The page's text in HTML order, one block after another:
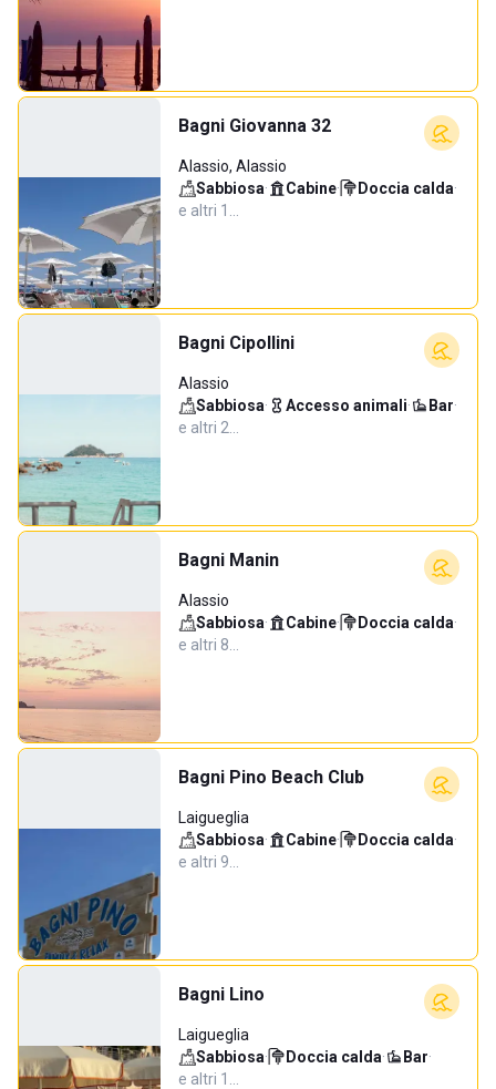
Bagni Giovanna 32
Alassio, Alassio
Sabbiosa· Cabine· Doccia calda·
e altri 1…
Bagni Cipollini
Alassio
Sabbiosa· Accesso animali· Bar·
e altri 2…
Bagni Manin
Alassio
Sabbiosa· Cabine· Doccia calda·
e altri 8…
Bagni Pino Beach Club
Laigueglia
Sabbiosa· Cabine· Doccia calda·
e altri 9…
Bagni Lino
Laigueglia
Sabbiosa· Doccia calda· Bar·
e altri 1…